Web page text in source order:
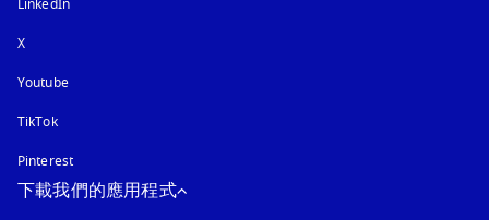
LinkedIn
X
Youtube以新標籤頁開啟
TikTok
Pinterest
下載我們的應用程式